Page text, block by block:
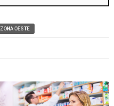
ZONA OESTE